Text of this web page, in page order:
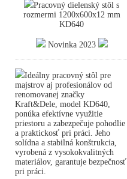
Pracovný dielenský stôl s
rozmermi 1200x600x12 mm
KD640
Novinka 2023
Ideálny pracovný stôl pre
majstrov aj profesionálov od
renomovanej značky
Kraft&Dele, model KD640,
ponúka efektívne využitie
priestoru a zabezpečuje pohodlie
a praktickosť pri práci. Jeho
solídna a stabilná konštrukcia,
vyrobená z vysokokvalitných
materiálov, garantuje bezpečnosť
pri práci.